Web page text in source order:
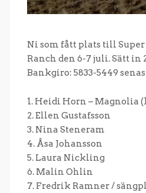
Ni som fått plats till
Ranch den 6-7 juli. Sätt in
Bankgiro: 5833-5449
1. Heidi Horn – Magnolia
2. Ellen Gustafsson
3. Nina Steneram
4. Åsa Johansson
5. Laura Nickling
6. Malin Ohlin
7. Fredrik Ramner /